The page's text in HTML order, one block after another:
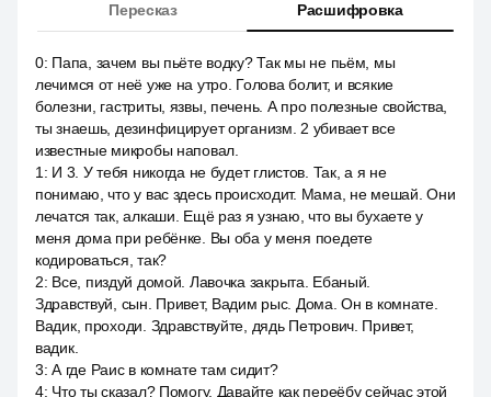
Пересказ Расшифровка
0: Папа, зачем вы пьёте водку? Так мы не пьём, мы
лечимся от неё уже на утро. Голова болит, и всякие
болезни, гастриты, язвы, печень. А про полезные свойства,
ты знаешь, дезинфицирует организм. 2 убивает все
известные микробы наповал.
1 : И 3. У тебя никогда не будет глистов. Так, а я не
понимаю, что у вас здесь происходит. Мама, не мешай. Они
лечатся так, алкаши. Ещё раз я узнаю, что вы бухаете у
меня дома при ребёнке. Вы оба у меня поедете
кодироваться, так?
2: Все, пиздуй домой. Лавочка закрыта. Ебаный.
Здравствуй, сын. Привет, Вадим рыс. Дома. Он в комнате.
Вадик, проходи. Здравствуйте, дядь Петрович. Привет,
вадик.
3:А где Раис в комнате там сидит?
4: Что ты сказал? Помогу. Давайте как переёбу сейчас этой